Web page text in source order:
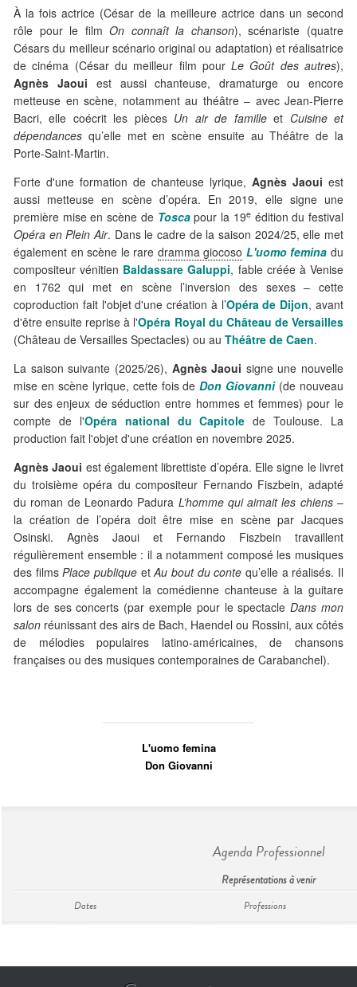
À la fois actrice (César de la meilleure actrice dans un second
rôle pour le filmOn connaît la chanson), scénariste (quatre
Césars du meilleur scénario original ou adaptation) et réalisatrice
de cinéma (César du meilleur film pourLe Goût des autres),
Agnès Jaoui est aussi chanteuse, dramaturge ou encore
metteuse en scène, notamment au théâtre – avec Jean-Pierre
Bacri, elle coécrit les pièces Un air de familleet Cuisine et
dépendances qu’elle met en scène ensuite au Théâtre de la
Porte-Saint-Martin.
Forte d'une formation de chanteuse lyrique, Agnès Jaoui est
aussi metteuse en scène d’opéra. En 2019, elle signe une
première mise en scène de Toscapour la 19eédition du festival
Opéra en Plein Air. Dans le cadre de la saison 2024/25, elle met
également en scène le rare dramma giocoso L'uomo femina du
compositeur vénitien Baldassare Galuppi, fable créée à Venise
en 1762 qui met en scène l’inversion des sexes – cette
coproduction fait l'objet d'une création à l’Opéra de Dijon, avant
d'être ensuite reprise à l'Opéra Royal du Château de Versailles
(Château de Versailles Spectacles) ou au Théâtre de Caen.
La saison suivante (2025/26), Agnès Jaoui signe une nouvelle
mise en scène lyrique, cette fois deDon Giovanni(de nouveau
sur des enjeux de séduction entre hommes et femmes) pour le
compte de l'Opéra national du Capitole de Toulouse. La
production fait l'objet d'une création en novembre 2025.
Agnès Jaoui est également librettiste d’opéra. Elle signe le livret
du troisième opéra du compositeur Fernando Fiszbein, adapté
du roman de Leonardo Padura L’homme qui aimait les chiens–
la création de l’opéra doit être mise en scène par Jacques
Osinski. Agnès Jaoui et Fernando Fiszbein travaillent
régulièrement ensemble : il a notamment composé les musiques
des filmsPlace publique etAu bout du conte qu’elle a réalisés. Il
accompagne également la comédienne chanteuse à la guitare
lors de ses concerts (par exemple pour le spectacleDans mon
salon réunissant des airs de Bach, Haendel ou Rossini, aux côtés
de mélodies populaires latino-américaines, de chansons
françaises ou des musiques contemporaines de Carabanchel).
L'uomo femina
Don Giovanni
Agenda Professionnel
Représentations à venir
Dates Professions